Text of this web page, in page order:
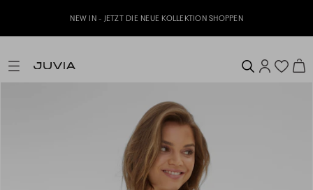
NEW IN - JETZT DIE NEUE KOLLEKTION SHOPPEN